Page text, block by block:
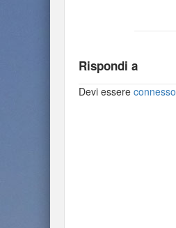
Rispondi a
Devi essere connesso